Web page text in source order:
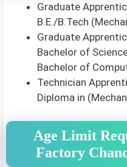
Graduate
B.E./B.Tech
Graduate
Bachelor of
Bachelor of
Technician
Diploma in
Age Limit
Factory